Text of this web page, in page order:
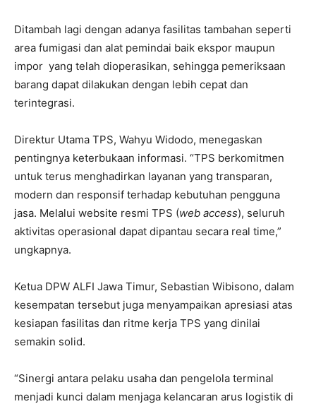
Ditambah lagi dengan adanya fasilitas tambahan seperti
area fumigasi dan alat pemindai baik ekspor maupun
impor yang telah dioperasikan, sehingga pemeriksaan
barang dapat dilakukan dengan lebih cepat dan
terintegrasi.
Direktur Utama TPS, Wahyu Widodo, menegaskan
pentingnya keterbukaan informasi. “TPS berkomitmen
untuk terus menghadirkan layanan yang transparan,
modern dan responsif terhadap kebutuhan pengguna
jasa. Melalui website resmi TPS (web access), seluruh
aktivitas operasional dapat dipantau secara real time,”
ungkapnya.
Ketua DPW ALFI Jawa Timur, Sebastian Wibisono, dalam
kesempatan tersebut juga menyampaikan apresiasi atas
kesiapan fasilitas dan ritme kerja TPS yang dinilai
semakin solid.
“Sinergi antara pelaku usaha dan pengelola terminal
menjadi kunci dalam menjaga kelancaran arus logistik di